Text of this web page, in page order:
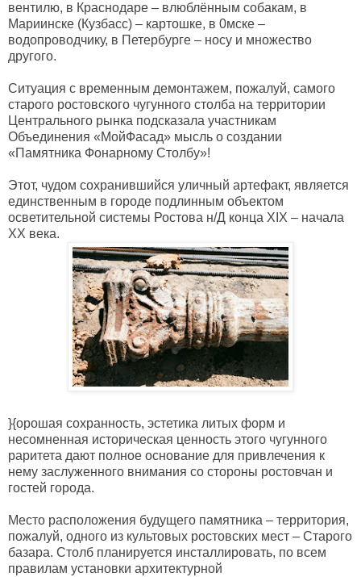
вентилю, в Краснодаре – влюблённым собакам, в
Мариинске (Кузбасс) – картошке, в 0мске –
водопроводчику, в Петербурге – носу и множество
другого.
Ситуация с временным демонтажем, пожалуй, самого
старого ростовского чугунного столба на территории
Центрального рынка подсказала участникам
Объединения «МойФасад» мысль о создании
«Памятника Фонарному Столбу»!
Этот, чудом сохранившийся уличный артефакт, является
единственным в городе подлинным объектом
осветительной системы Ростова н/Д конца XIX – начала
XX века.
}{орошая сохранность, эстетика литых форм и
несомненная историческая ценность этого чугунного
раритета дают полное основание для привлечения к
нему заслуженного внимания со стороны ростовчан и
гостей города.
Место расположения будущего памятника – территория,
пожалуй, одного из культовых ростовских мест – Старого
базара. Столб планируется инсталлировать, по всем
правилам установки архитектурной